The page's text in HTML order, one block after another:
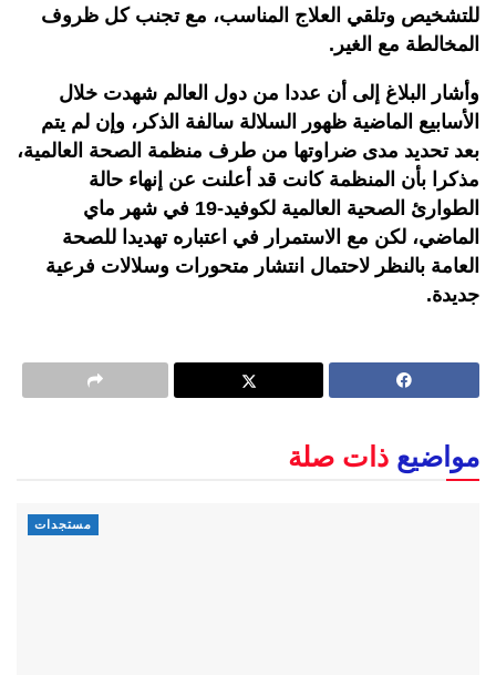
للتشخيص وتلقي العلاج المناسب، مع تجنب كل ظروف
المخالطة مع الغير.
وأشار البلاغ إلى أن عددا من دول العالم شهدت خلال
الأسابيع الماضية ظهور السلالة سالفة الذكر، وإن لم يتم
بعد تحديد مدى ضراوتها من طرف منظمة الصحة العالمية،
مذكرا بأن المنظمة كانت قد أعلنت عن إنهاء حالة
الطوارئ الصحية العالمية لكوفيد-19 في شهر ماي
الماضي، لكن مع الاستمرار في اعتباره تهديدا للصحة
العامة بالنظر لاحتمال انتشار متحورات وسلالات فرعية
جديدة.
مواضيع ذات صلة
مستجدات